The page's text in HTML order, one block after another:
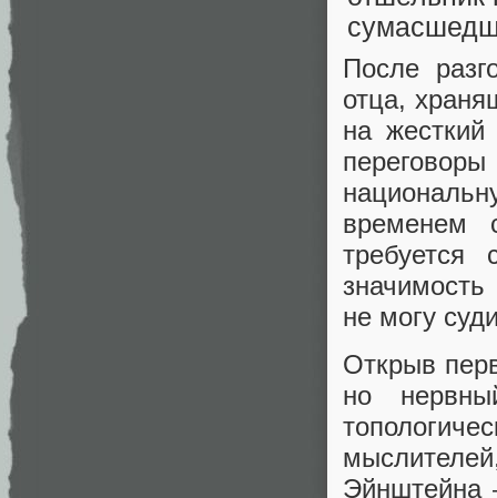
После
отца,
на
временем
требуется
не могу
Открыв
но
Эйнштейна